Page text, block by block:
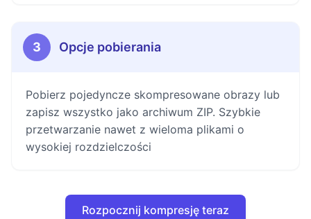
3 Opcje pobierania
Pobierz pojedyncze skompresowane obrazy lub
zapisz wszystko jako archiwum ZIP. Szybkie
przetwarzanie nawet z wieloma plikami o
wysokiej rozdzielczości
Rozpocznij kompresję teraz